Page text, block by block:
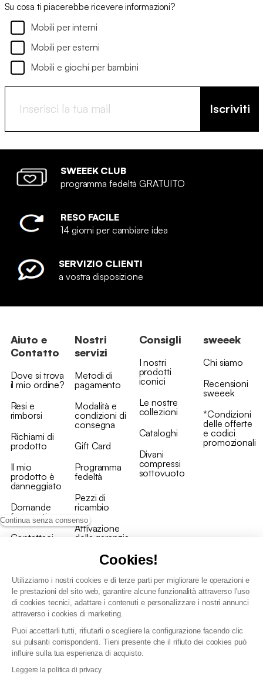
Continua senza consenso
Cookies!
Utilizziamo i nostri cookies e di terze parti per migliorare le operazioni e
le prestazioni del sito web, garantire alcune funzionalità attraverso l'uso
di cookies tecnici, adattare i contenuti e personalizzare i nostri annunci
attraverso i cookies di marketing.
Puoi accettarli tutti, rifiutarli o scegliere la configurazione facendo clic
sui pulsanti corrispondenti. Tieni presente che il rifiuto dei cookies può
influire sulla tua esperienza di acquisto.
Leggere la politica di privacy
Su cosa ti piacerebbe ricevere informazioni?
Mobili per interni
Mobili per esterni
Mobili e giochi per bambini
Iscriviti
SWEEEK CLUB
programma fedeltà GRATUITO
RESO FACILE
14 giorni per cambiare idea
SERVIZIO CLIENTI
a vostra disposizione
Aiuto e
Contatto
Dove si trova
il mio ordine?
Resi e
rimborsi
Richiami di
prodotto
Il mio
prodotto è
danneggiato
Domande
frequenti
Contattaci
Nostri
servizi
Metodi di
pagamento
Modalità e
condizioni di
consegna
Gift Card
Programma
fedeltà
Pezzi di
ricambio
Attivazione
della garanzia
Consigli
I nostri
prodotti
iconici
Le nostre
collezioni
Cataloghi
Divani
compressi
sottovuoto
sweeek
Chi siamo
Recensioni
sweeek
*Condizioni
delle offerte
e codici
promozionali
Condizioni generali vendita
Politica di gestione dei dati personali e dei cookie
Condizioni generali di vendita per clienti professionali
Dichiarazione di accessibilità